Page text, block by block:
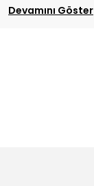
Devamını Göster